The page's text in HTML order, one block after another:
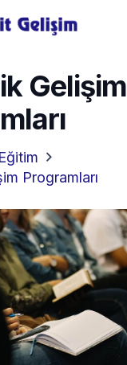
Gelişim
Eğitim
Programları